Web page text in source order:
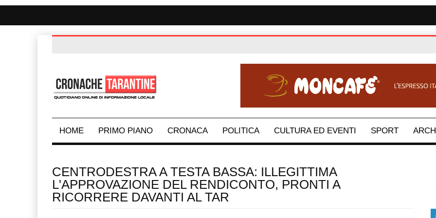
HOME PRIMO PIANO CRONACA POLITICA CULTURA ED EVENTI SPORT
CENTRODESTRA A TESTA BASSA: ILLEGITTIMA
L'APPROVAZIONE DEL RENDICONTO, PRONTI A
RICORRERE DAVANTI AL TAR